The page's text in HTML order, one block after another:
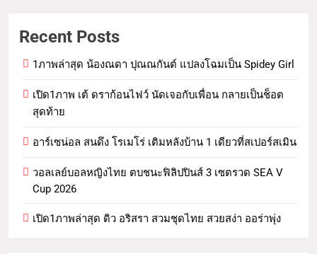
Recent Posts
1ภาพล่าสุด น้องณดา ปุณณกันต์ แปลงโฉมเป็น Spidey Girl
เปิด1ภาพ เต้ ดราก้อนไฟว์ นัดเจอกับเพื่อน กลายเป็นช็อต
สุดท้าย
อาร์เซน่อล สนดึง โรเมโร่ เติมหลังบ้าน 1 เดียวที่สเปอร์สเมิน
วอลเลย์บอลหญิงไทย ตบชนะฟิลิปปินส์ 3 เซตรวด SEA V
Cup 2026
เปิด1ภาพล่าสุด ดิว อริสรา สวมชุดไทย สวยสง่า ออร่าพุ่ง